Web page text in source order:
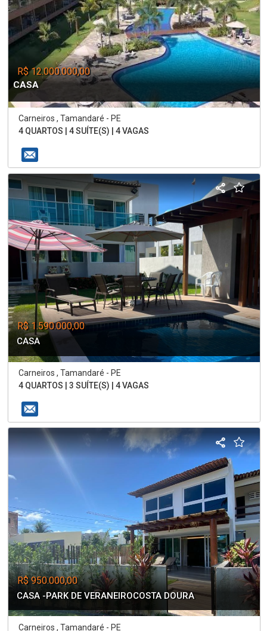
R$ 12.000.000,00
CASA
Carneiros , Tamandaré - PE
4 QUARTOS | 4 SUÍTE(S) | 4 VAGAS
R$ 1.590.000,00
CASA
Carneiros , Tamandaré - PE
4 QUARTOS | 3 SUÍTE(S) | 4 VAGAS
R$ 950.000,00
CASA -PARK DE VERANEIROCOSTA DOURA
Carneiros , Tamandaré - PE